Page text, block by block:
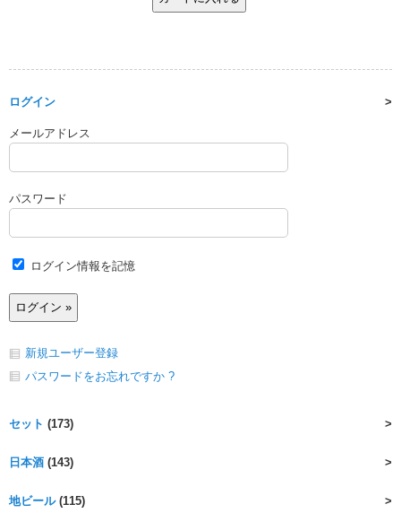
ログイン
メールアドレス
パスワード
ログイン情報を記憶
新規ユーザー登録
パスワードをお忘れですか ?
セット (173)
日本酒 (143)
地ビール(115)